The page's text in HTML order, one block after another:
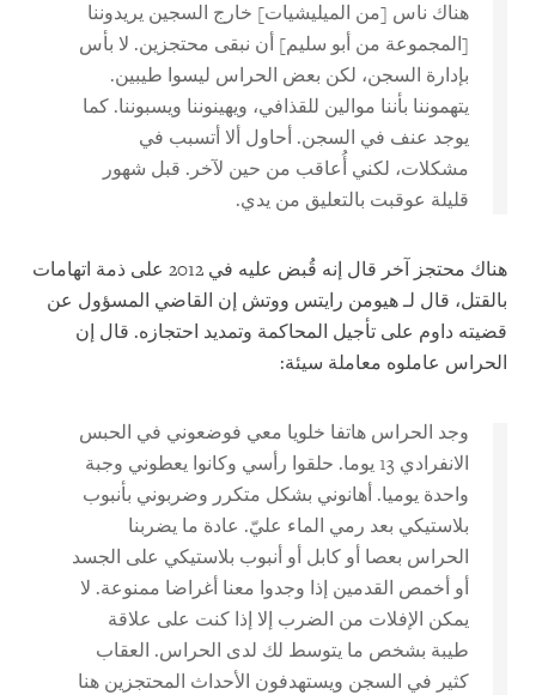
هناك ناس [من الميليشيات] خارج السجين يريدوننا
[المجموعة من أبو سليم] أن نبقى محتجزين. لا بأس
بإدارة السجن، لكن بعض الحراس ليسوا طيبين.
يتهموننا بأننا موالين للقذافي، ويهينوننا ويسبوننا. كما
يوجد عنف في السجن. أحاول ألا أتسبب في
مشكلات، لكني أُعاقب من حين لآخر. قبل شهور
قليلة عوقبت بالتعليق من يدي.
هناك محتجز آخر قال إنه قُبض عليه في 2012 على ذمة اتهامات
بالقتل، قال لـ هيومن رايتس ووتش إن القاضي المسؤول عن
قضيته داوم على تأجيل المحاكمة وتمديد احتجازه. قال إن
الحراس عاملوه معاملة سيئة:
وجد الحراس هاتفا خلويا معي فوضعوني في الحبس
الانفرادي 13 يوما. حلقوا رأسي وكانوا يعطوني وجبة
واحدة يوميا. أهانوني بشكل متكرر وضربوني بأنبوب
بلاستيكي بعد رمي الماء عليّ. عادة ما يضربنا
الحراس بعصا أو كابل أو أنبوب بلاستيكي على الجسد
أو أخمص القدمين إذا وجدوا معنا أغراضا ممنوعة. لا
يمكن الإفلات من الضرب إلا إذا كنت على علاقة
طيبة بشخص ما يتوسط لك لدى الحراس. العقاب
كثير في السجن ويستهدفون الأحداث المحتجزين هنا